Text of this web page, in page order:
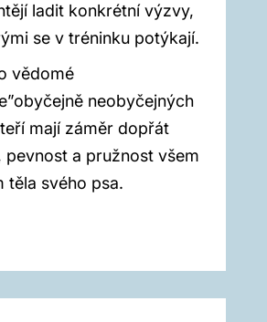
ladit konkrétní výzvy,
se v tréninku potýkají.
vědomé
neobyčejných
mají záměr dopřát
pevnost a pružnost všem
těla svého psa.